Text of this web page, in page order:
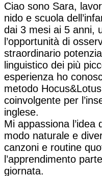
Ciao sono Sara,
nido e scuola
dai 3 mesi ai 5 anni,
l’opportunità di
straordinario
linguistico dei più
esperienza ho
metodo
coinvolgente per
inglese.
Mi appassiona
modo naturale e
canzoni e routine
l’apprendimento
giornata.